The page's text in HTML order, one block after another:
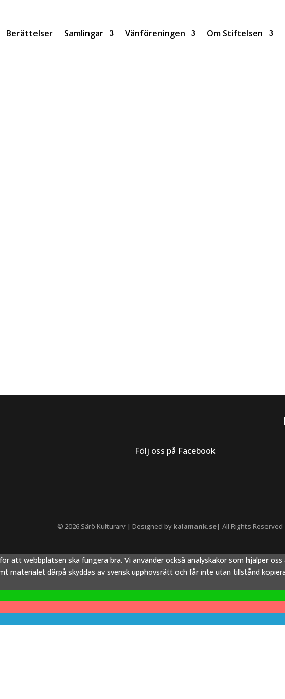
Berättelser Samlingar Vänföreningen Om Stiftelsen
Följ oss på Facebook
© 2026 Särö Kulturarv | Designed by kalamank.se| All Rights Reserved
att webbplatsen ska fungera bra. Vi använder också analyskakor som hjälper
materialet därpå skyddas av svensk upphovsrätt och får inte utan tillstånd